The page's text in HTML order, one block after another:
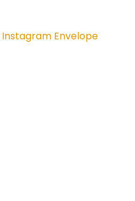
Instagram Envelope